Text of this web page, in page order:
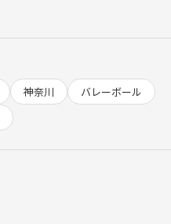
神奈川
バレーボール